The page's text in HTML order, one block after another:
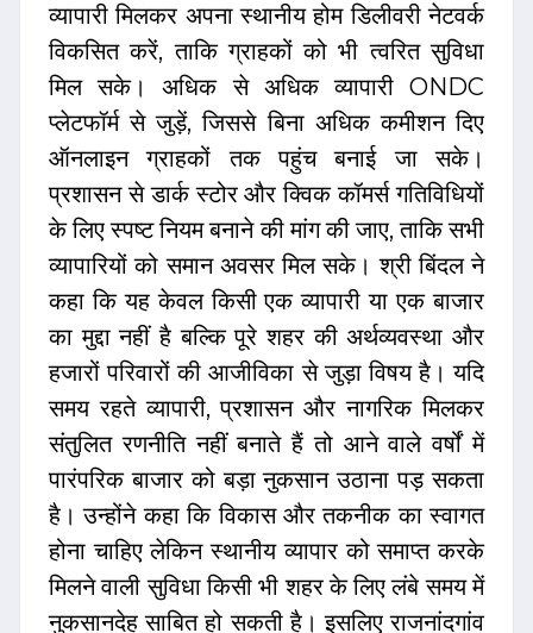
व्यापारी मिलकर अपना स्थानीय होम डिलीवरी नेटवर्क
विकसित करें, ताकि ग्राहकों को भी त्वरित सुविधा
मिल सके। अधिक से अधिक व्यापारी ONDC
प्लेटफॉर्म से जुड़ें, जिससे बिना अधिक कमीशन दिए
ऑनलाइन ग्राहकों तक पहुंच बनाई जा सके।
प्रशासन से डार्क स्टोर और क्विक कॉमर्स गतिविधियों
के लिए स्पष्ट नियम बनाने की मांग की जाए, ताकि सभी
व्यापारियों को समान अवसर मिल सके। श्री बिंदल ने
कहा कि यह केवल किसी एक व्यापारी या एक बाजार
का मुद्दा नहीं है बल्कि पूरे शहर की अर्थव्यवस्था और
हजारों परिवारों की आजीविका से जुड़ा विषय है। यदि
समय रहते व्यापारी, प्रशासन और नागरिक मिलकर
संतुलित रणनीति नहीं बनाते हैं तो आने वाले वर्षों में
पारंपरिक बाजार को बड़ा नुकसान उठाना पड़ सकता
है। उन्होंने कहा कि विकास और तकनीक का स्वागत
होना चाहिए लेकिन स्थानीय व्यापार को समाप्त करके
मिलने वाली सुविधा किसी भी शहर के लिए लंबे समय में
नुकसानदेह साबित हो सकती है। इसलिए राजनांदगांव